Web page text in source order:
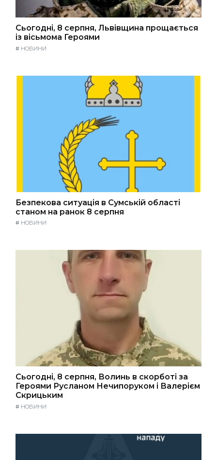
Сьогодні, 8 серпня, Львівщина прощається
із вісьмома Героями
# НОВИНИ
Безпекова ситуація в Сумській області
станом на ранок 8 серпня
# НОВИНИ
Сьогодні, 8 серпня, Волинь в скорботі за
Героями Русланом Нечипоруком і Валерієм
Скрицьким
# НОВИНИ